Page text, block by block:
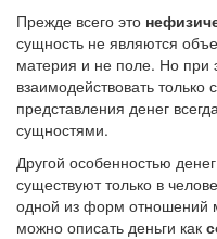
Прежде всего это
сущность не являются
материя и не поле. Но при
взаимодействовать
представления денег
сущностями.
Другой особенностью
существуют только в
одной из форм отношений
можно описать деньги как